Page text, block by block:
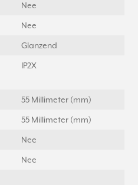
Nee
Nee
Glanzend
IP2X
55 Millimeter (mm)
55 Millimeter (mm)
Nee
Nee